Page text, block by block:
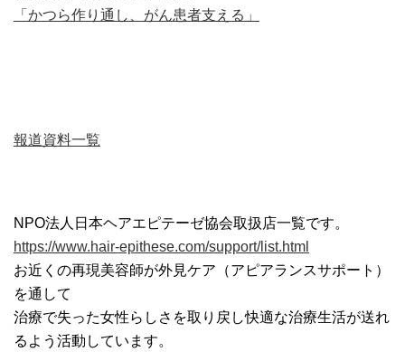
「かつら作り通し、がん患者支える」
報道資料一覧
NPO法人日本ヘアエピテーゼ協会取扱店一覧です。
https://www.hair-epithese.com/support/list.html
お近くの再現美容師が外見ケア（アピアランスサポート）
を通して
治療で失った女性らしさを取り戻し快適な治療生活が送れ
るよう活動しています。